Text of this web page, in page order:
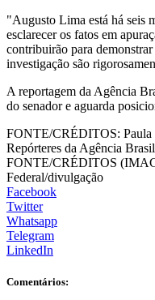
"Augusto Lima está há seis
esclarecer os fatos em
contribuirão para demonstrar
investigação são
A reportagem da Agência
do senador e aguarda
FONTE/CRÉDITOS:
Repórteres da Agência Brasil
FONTE/CRÉDITOS
Federal/divulgação
Facebook
Twitter
Whatsapp
Telegram
LinkedIn
Comentários: